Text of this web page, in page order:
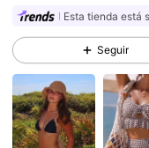
4.82 545K
4.82 545K
4.82 545K
Esta tienda está
Seguir